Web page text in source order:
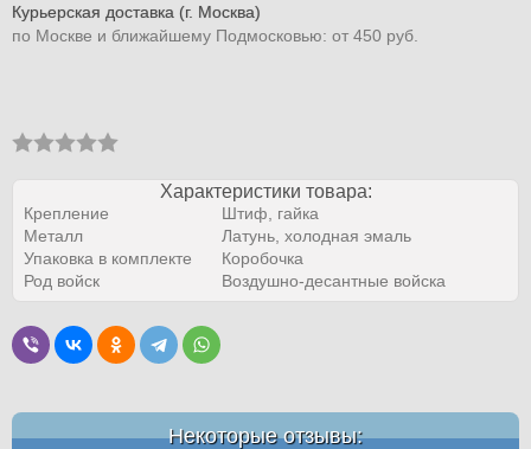
Курьерская доставка (г. Москва)
по Москве и ближайшему Подмосковью: от 450 руб.
Характеристики товара:
Крепление
Штиф, гайка
Металл
Латунь, холодная эмаль
Упаковка в комплекте
Коробочка
Род войск
Воздушно-десантные войска
Некоторые отзывы: